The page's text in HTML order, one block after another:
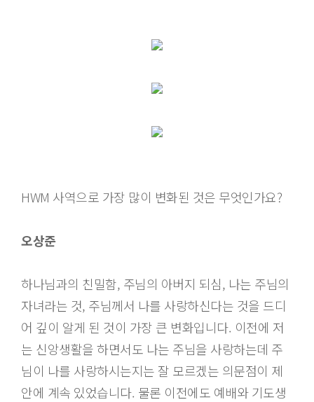
HWM 사역으로 가장 많이 변화된 것은 무엇인가요?
오상준
하나님과의 친밀함, 주님의 아버지 되심, 나는 주님의
자녀라는 것, 주님께서 나를 사랑하신다는 것을 드디
어 깊이 알게 된 것이 가장 큰 변화입니다. 이전에 저
는 신앙생활을 하면서도 나는 주님을 사랑하는데 주
님이 나를 사랑하시는지는 잘 모르겠는 의문점이 제
안에 계속 있었습니다. 물론 이전에도 예배와 기도생